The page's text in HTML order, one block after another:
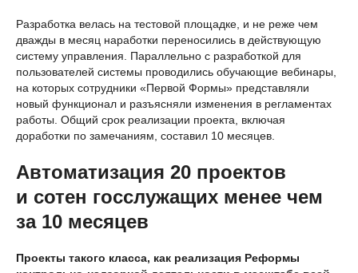
Разработка велась на тестовой площадке, и не реже чем
дважды в месяц наработки переносились в действующую
систему управления. Параллельно с разработкой для
пользователей системы проводились обучающие вебинары,
на которых сотрудники «Первой Формы» представляли
новый функционал и разъясняли изменения в регламентах
работы. Общий срок реализации проекта, включая
доработки по замечаниям, составил 10 месяцев.
Автоматизация 20 проектов
и сотен госслужащих менее чем
за 10 месяцев
Проекты такого класса, как реализация Реформы